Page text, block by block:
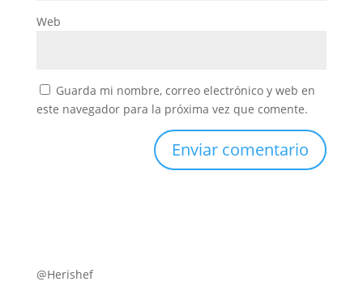
Web
Guarda mi nombre, correo electrónico y web en
este navegador para la próxima vez que comente.
@Herishef